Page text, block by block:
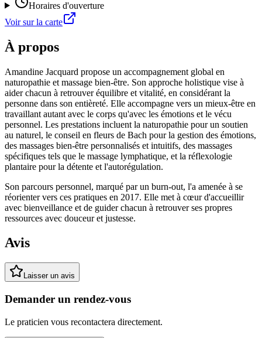
Horaires d'ouverture
Voir sur la carte
À propos
Amandine Jacquard propose un accompagnement global en
naturopathie et massage bien-être. Son approche holistique vise à
aider chacun à retrouver équilibre et vitalité, en considérant la
personne dans son entièreté. Elle accompagne vers un mieux-être en
travaillant autant avec le corps qu'avec les émotions et le vécu
personnel. Les prestations incluent la naturopathie pour un soutien
au naturel, le conseil en fleurs de Bach pour la gestion des émotions,
des massages bien-être personnalisés et intuitifs, des massages
spécifiques tels que le massage lymphatique, et la réflexologie
plantaire pour la détente et l'autorégulation.
Son parcours personnel, marqué par un burn-out, l'a amenée à se
réorienter vers ces pratiques en 2017. Elle met à cœur d'accueillir
avec bienveillance et de guider chacun à retrouver ses propres
ressources avec douceur et justesse.
Avis
Laisser un avis
Demander un rendez-vous
Le praticien vous recontactera directement.